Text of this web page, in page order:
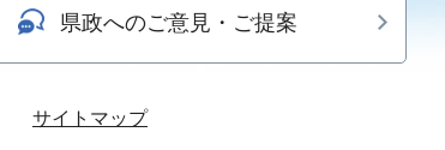
県政へのご意見・ご提案
サイトマップ